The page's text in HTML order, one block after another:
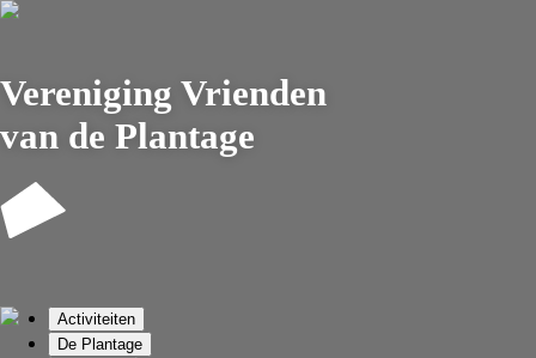
Vereniging Vrienden
van de Plantage
Activiteiten
De Plantage